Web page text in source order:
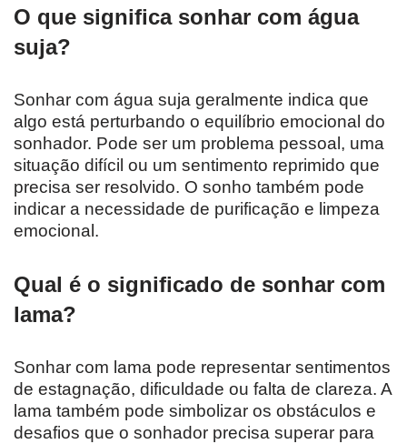
O que significa sonhar com água
suja?
Sonhar com água suja geralmente indica que
algo está perturbando o equilíbrio emocional do
sonhador. Pode ser um problema pessoal, uma
situação difícil ou um sentimento reprimido que
precisa ser resolvido. O sonho também pode
indicar a necessidade de purificação e limpeza
emocional.
Qual é o significado de sonhar com
lama?
Sonhar com lama pode representar sentimentos
de estagnação, dificuldade ou falta de clareza. A
lama também pode simbolizar os obstáculos e
desafios que o sonhador precisa superar para